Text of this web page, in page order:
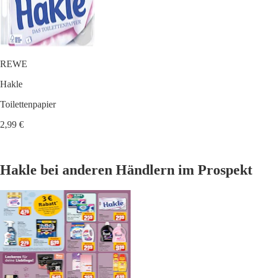
REWE
Hakle
Toilettenpapier
2,99 €
Hakle bei anderen Händlern im Prospekt